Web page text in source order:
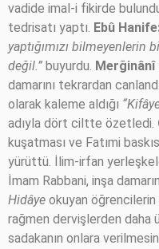
vadide imal-i fikirde
tedrisatı yaptı. Ebû
yaptığımızı
değil.” buyurdu. Merğinânî
damarını tekrardan
olarak kaleme aldığı
adıyla dört ciltte özetledi.
kuşatması ve Fatımi
yürüttü. İlim-irfan
İmam Rabbani, inşa
Hidâye okuyan
rağmen dervişlerden daha
sadakanın onlara